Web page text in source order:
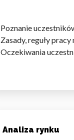
Poznanie
Zasady, reguły
Oczekiwania
Analiza rynku